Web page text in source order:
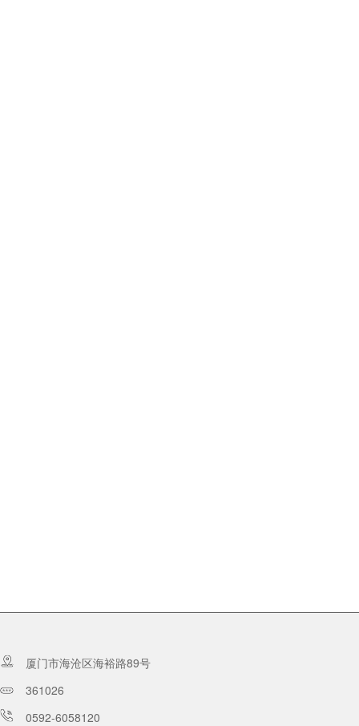
厦门市海沧区海裕路89号
361026
0592-6058120